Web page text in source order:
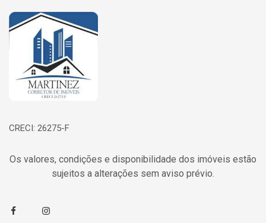
Página inicial
CRECI: 26275-F
Os valores, condições e disponibilidade dos imóveis estão
sujeitos a alterações sem aviso prévio.
FacebookInstagram